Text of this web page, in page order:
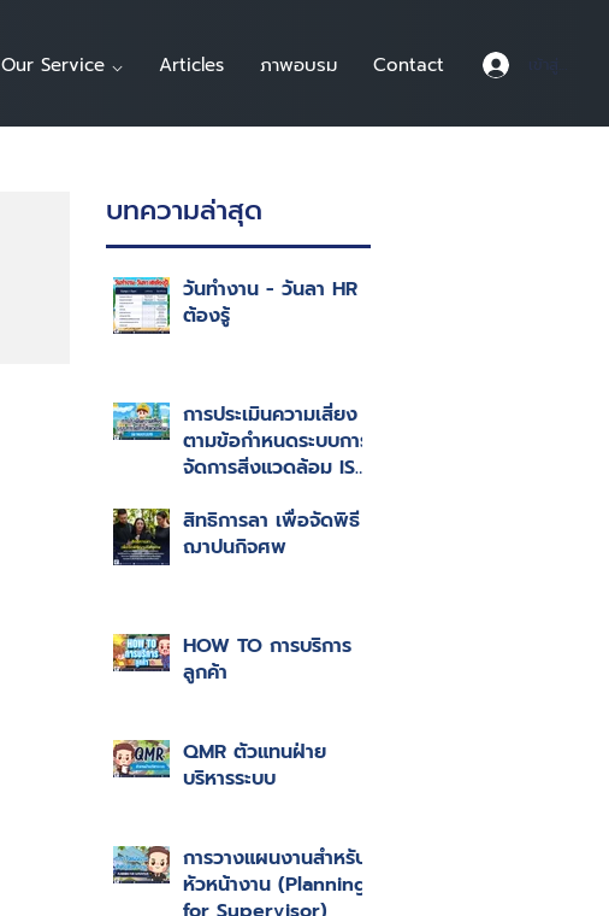
Our Service ⌵ Articles ภาพอบรม Contact เข้าสู่ระบบ
บทความล่าสุด
วันทำงาน - วันลา HR
ต้องรู้
การประเมินความเสี่ยง
ตามข้อกำหนดระบบการ
จัดการสิ่งแวดล้อม ISO
สิทธิการลา เพื่อจัดพิธี
ฌาปนกิจศพ
HOW TO การบริการ
ลูกค้า
QMR ตัวแทนฝ่าย
บริหารระบบ
การวางแผนงานสำหรับ
หัวหน้างาน (Planning